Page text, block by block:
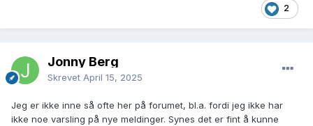
2
Jonny Berg
Skrevet April 15, 2025
Jeg er ikke inne så ofte her på forumet, bl.a. fordi jeg ikke har
ikke noe varsling på nye meldinger. Synes det er fint å kunne